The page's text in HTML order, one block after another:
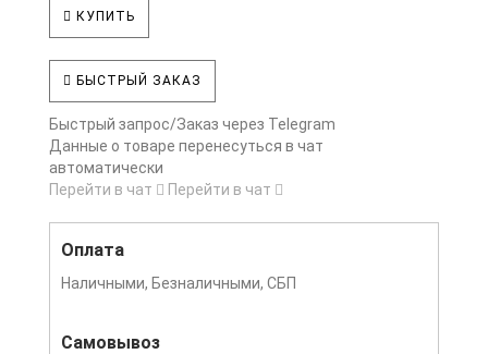
КУПИТЬ
БЫСТРЫЙ ЗАКАЗ
Быстрый запрос/Заказ через Telegram
Данные о товаре перенесуться в чат
автоматически
Перейти в чат
Перейти в чат
Оплата
Наличными, Безналичными, СБП
Самовывоз